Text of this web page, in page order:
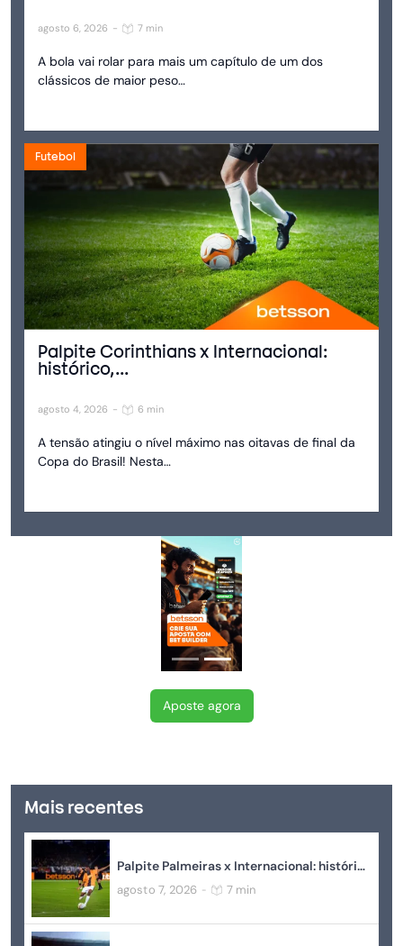
agosto 6, 2026 - 7 min
A bola vai rolar para mais um capítulo de um dos
clássicos de maior peso…
Futebol
Palpite Corinthians x Internacional:
histórico,...
agosto 4, 2026 - 6 min
A tensão atingiu o nível máximo nas oitavas de final da
Copa do Brasil! Nesta…
Aposte agora
Mais recentes
Palpite Palmeiras x Internacional: histórico, momento atual, estatísticas e odds
agosto 7, 2026 - 7 min